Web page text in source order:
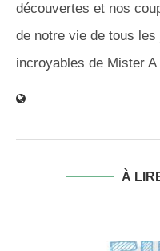
découvertes et nos
de notre vie de tous
incroyables de Mister
À